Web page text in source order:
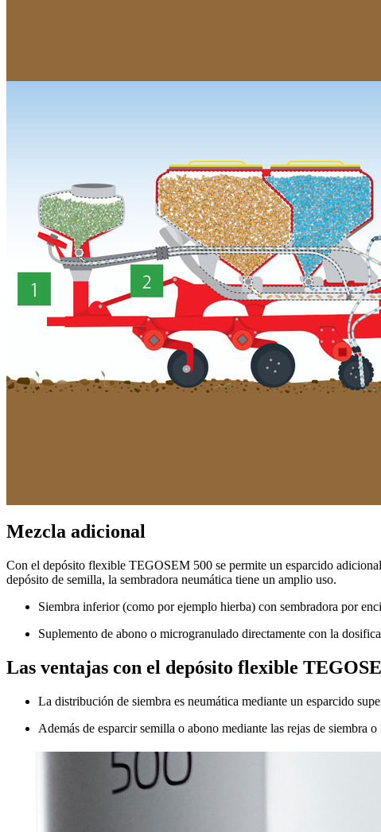
Mezcla adicional
Con el depósito flexible TEGOSEM 500 se permite un esparcido
depósito de semilla, la sembradora neumática tiene un amplio uso.
Siembra inferior (como por ejemplo hierba) con sembradora por
Suplemento de abono o microgranulado directamente con la
Las ventajas con el depósito flexible
La distribución de siembra es neumática mediante un esparcido
Además de esparcir semilla o abono mediante las rejas de